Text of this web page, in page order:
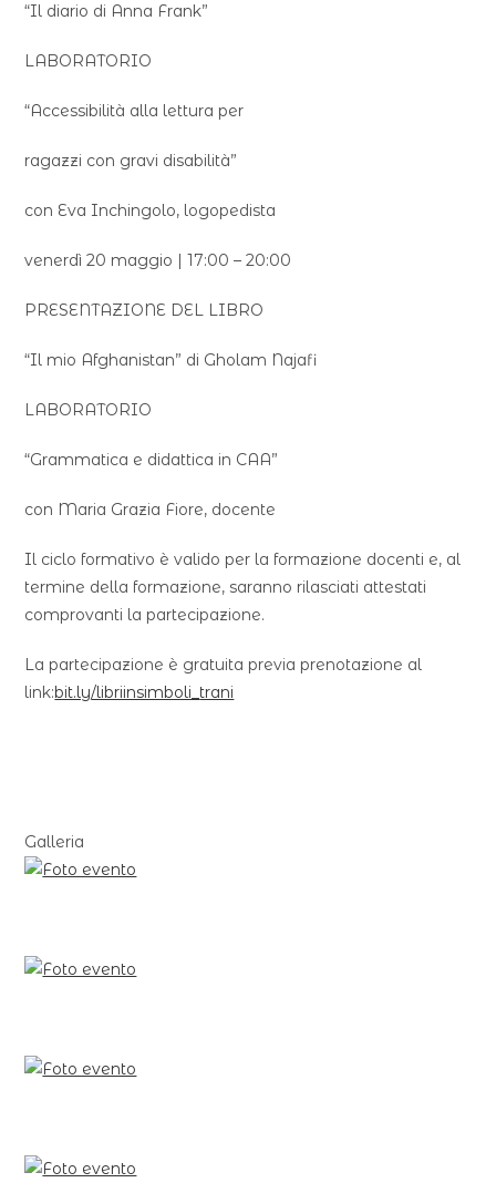
“Il diario di Anna Frank”
LABORATORIO
“Accessibilità alla lettura per
ragazzi con gravi disabilità”
con Eva Inchingolo, logopedista
venerdì 20 maggio | 17:00 – 20:00
PRESENTAZIONE DEL LIBRO
“Il mio Afghanistan” di Gholam Najafi
LABORATORIO
“Grammatica e didattica in CAA”
con Maria Grazia Fiore, docente
Il ciclo formativo è valido per la formazione docenti e, al
termine della formazione, saranno rilasciati attestati
comprovanti la partecipazione.
La partecipazione è gratuita previa prenotazione al
link:bit.ly/libriinsimboli_ trani
Galleria